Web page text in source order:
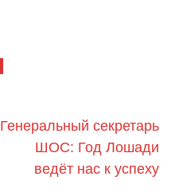
Генеральный секретарь
ШОС: Год Лошади
ведёт нас к успеху